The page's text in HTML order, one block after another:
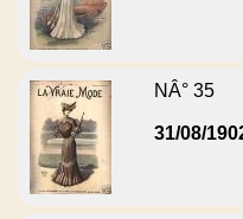
NÂ° 35
31/08/